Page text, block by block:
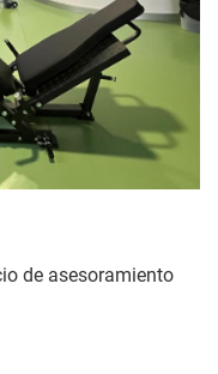
de asesoramiento